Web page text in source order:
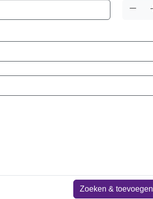
Zoeken & toevoegen